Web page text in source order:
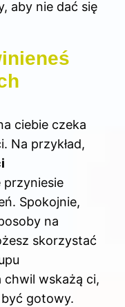
aby nie dać się
ciebie czeka
Na przykład,
przyniesie
Spokojnie,
na
skorzystać
wskażą ci,
gotowy.